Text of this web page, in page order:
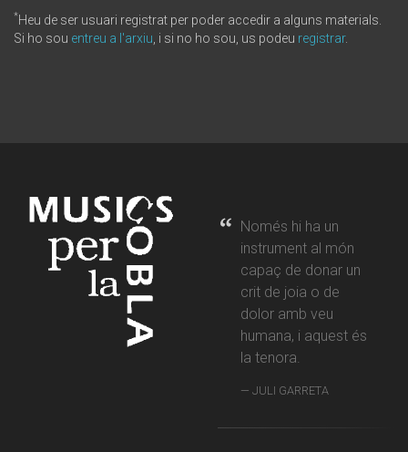
*Heu de ser usuari registrat per poder accedir a alguns materials.
Si ho sou entreu a l'arxiu , i si no ho sou, us podeu registrar.
Només hi ha un
instrument al món
capaç de donar un
crit de joia o de
dolor amb veu
humana, i aquest és
la tenora.
JULI GARRETA